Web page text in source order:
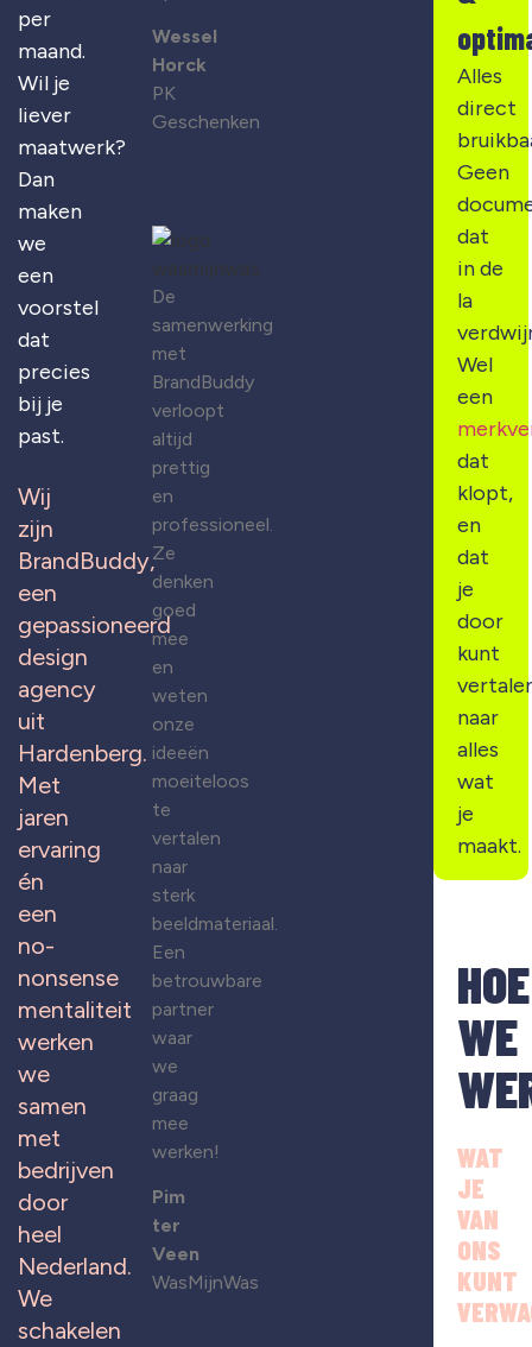
per
maand.
Wil je
liever
maatwerk?
Dan
maken
we
een
voorstel
dat
precies
bij je
past.
Wij
zijn
BrandBuddy,
een
gepassioneerd
design
agency
uit
Hardenberg.
Met
jaren
ervaring
én
een
no-
nonsense
mentaliteit
werken
we
samen
met
bedrijven
door
heel
Nederland.
We
schakelen
Wessel
Horck
PK
Geschenken
De
samenwerking
met
BrandBuddy
verloopt
altijd
prettig
en
professioneel.
Ze
denken
goed
mee
en
weten
onze
ideeën
moeiteloos
te
vertalen
naar
sterk
beeldmateriaal.
Een
betrouwbare
partner
waar
we
graag
mee
werken!
Pim
ter
Veen
WasMijnWas
HOE
WE
WAT
JE
VAN
ONS
KUNT
Alles
direct
Geen
dat
in de
la
Wel
een
dat
klopt,
en
dat
je
door
kunt
naar
alles
wat
je
maakt.